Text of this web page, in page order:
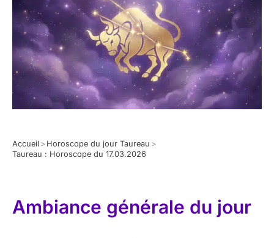
Accueil > Horoscope du jour Taureau >
Taureau : Horoscope du 17.03.2026
Ambiance générale du jour